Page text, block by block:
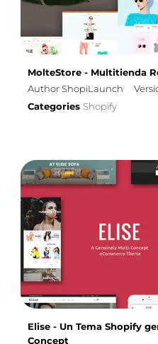
MolteStore - Multitienda
Author ShopiLaunch
Categories Shopify
Elise - Un Tema Shopify
Concept